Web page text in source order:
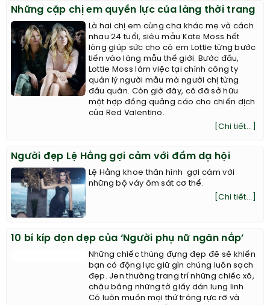
Những cặp chị em quyền lực của làng thời trang
Là hai chị em cùng cha khác mẹ và cách
nhau 24 tuổi, siêu mẫu Kate Moss hết
lòng giúp sức cho cô em Lottie từng bước
tiến vào làng mẫu thế giới. Bước đầu,
Lottie Moss làm việc tại chính công ty
quản lý người mẫu mà người chị từng
đầu quân. Còn giờ đây, cô đã sở hữu
một hợp đồng quảng cáo cho chiến dịch
của Red Valentino.
[Chi tiết...]
Người đẹp Lệ Hằng gợi cảm với đầm dạ hội
Lệ Hằng khoe thân hình gợi cảm với
những bộ váy ôm sát cơ thể.
[Chi tiết...]
10 bí kíp dọn dẹp của ‘Người phụ nữ ngăn nắp’
Những chiếc thùng đựng đẹp đẽ sẽ khiến
bạn có động lực giữ gìn chúng luôn sạch
đẹp. Jen thường trang trí những chiếc xô,
chậu bằng những tờ giấy dán lung linh.
Cô luôn muốn mọi thứ trông rực rỡ và